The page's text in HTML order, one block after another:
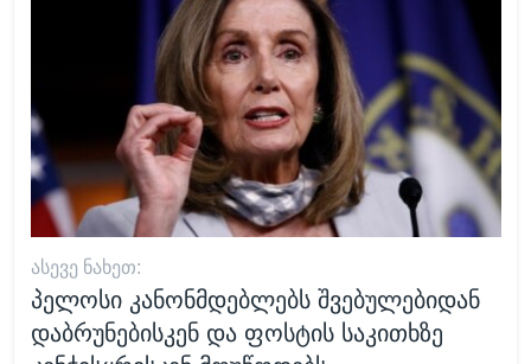
ᲐᲡᲔᲕᲔ ᲜᲐᲮᲔᲗ:
პელოსი კანონმდებლებს შვებულებიდან
დაბრუნებისკენ და ფოსტის საკითხზე